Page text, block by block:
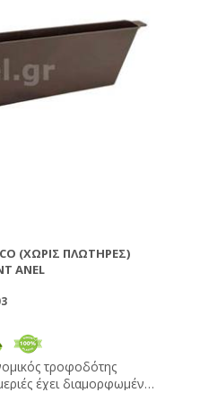
παραγωγής
κίτρινη σφήκα η
ελκυστικό.
(ΧΩΡΙΣ ΠΛΩΤΗΡΕΣ)
ANEL
έχει διαμορφωμένα